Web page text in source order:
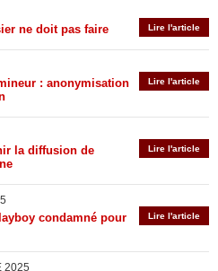
Lire l'article
ne doit pas faire
Lire l'article
: anonymisation
Lire l'article
la diffusion de
Lire l'article
condamné pour
2025